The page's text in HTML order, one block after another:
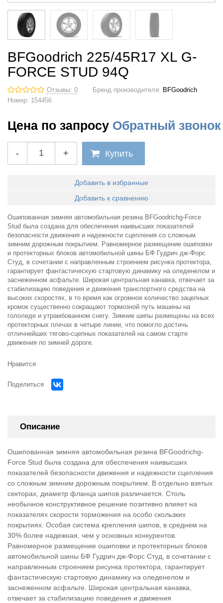
BFGoodrich 225/45R17 XL G-
FORCE STUD 94Q
Отзывы: 0 Бренд производителя: BFGoodrich
Номер: 154456
Цена по запросу Обратный звонок
- + Купить
Добавить в избранные
Добавить к сравнению
Ошипованная зимняя автомобильная резина BFGoodrichg-Force
Stud была создана для обеспечения наивысших показателей
безопасности движения и надежности сцепления со сложным
зимним дорожным покрытием. Равномерное размещение ошиповки
и протекторных блоков автомобильной шины БФ Гудрич дж-Форс
Студ, в сочетании с направленным строением рисунка протектора,
гарантирует фантастическую стартовую динамику на оледенелом и
заснеженном асфальте. Широкая центральная канавка, отвечает за
стабилизацию поведения и движения транспортного средства на
высоких скоростях, в то время как огромное количество зацепных
кромок существенно сокращают тормозной путь машины на
гололеде и утрамбованном снегу. Зимние шипы размещены на всех
протекторных плечах в четыре линии, что помогло достичь
отличнейших тягово-сцепных показателей на самом старте
движения по зимней дороге.
Нравится
Поделиться
Описание
Ошипованная зимняя автомобильная резина BFGoodrichg-
Force Stud была создана для обеспечения наивысших
показателей безопасности движения и надежности сцепления
со сложным зимним дорожным покрытием. В отдельно взятых
секторах, диаметр фланца шипов различается. Столь
необычное конструктивное решение позитивно влияет на
показателях скорости торможения на особо скользких
покрытиях. Особая система крепления шипов, в среднем на
30% более надежная, чем у основных конкурентов.
Равномерное размещение ошиповки и протекторных блоков
автомобильной шины БФ Гудрич дж-Форс Студ, в сочетании с
направленным строением рисунка протектора, гарантирует
фантастическую стартовую динамику на оледенелом и
заснеженном асфальте. Широкая центральная канавка,
отвечает за стабилизацию поведения и движения